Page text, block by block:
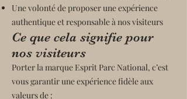
Une volonté de proposer une expérience
authentique et responsable à nos visiteurs
Ce que cela signifie pour
nos visiteurs
Porter la marque Esprit Parc National, c’est
vous garantir une expérience fidèle aux
valeurs de :